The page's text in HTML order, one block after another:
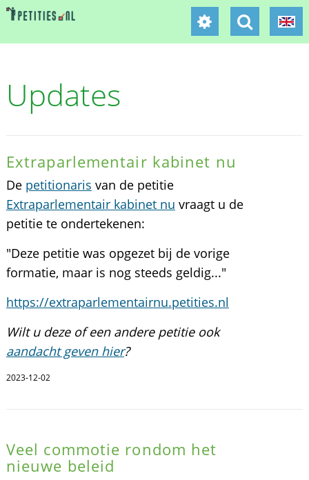
Updates
Extraparlementair kabinet nu
De petitionaris van de petitie
Extraparlementair kabinet nu vraagt u de
petitie te ondertekenen:
"Deze petitie was opgezet bij de vorige
formatie, maar is nog steeds geldig..."
https://extraparlementairnu.petities.nl
Wilt u deze of een andere petitie ook
aandacht geven hier?
2023-12-02
Veel commotie rondom het
nieuwe beleid